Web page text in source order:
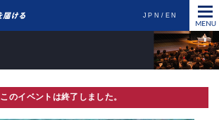
JPN EN
このイベントは終了しました。